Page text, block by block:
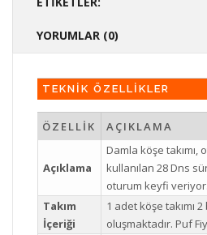
YORUMLAR (0)
TEKNİK ÖZELLİKLER
ÖZELLİK AÇIKLAMA
Açıklama
Damla köşe takımı,
kullanılan 28 Dns
oturum keyfi veriyor.
Takım
İçeriği
1 adet köşe takımı
oluşmaktadır. Puf